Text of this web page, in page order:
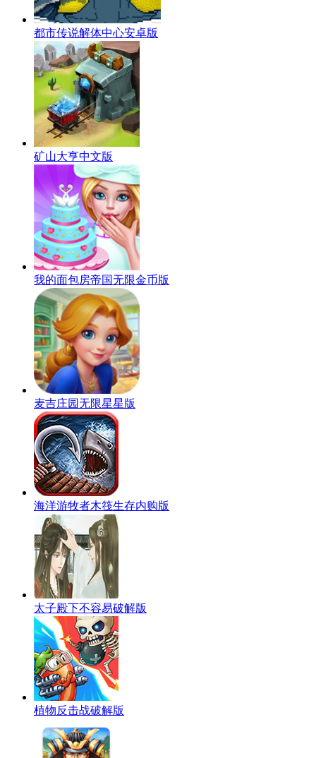
都市传说解体中心安卓版
矿山大亨中文版
我的面包房帝国无限金币版
麦吉庄园无限星星版
海洋游牧者木筏生存内购版
太子殿下不容易破解版
植物反击战破解版